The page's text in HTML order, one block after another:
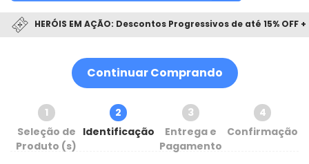
HERÓIS EM AÇÃO: Descontos Progressivos de até 15% OFF
Continuar Comprando
1
Seleção de
Produto (s)
2
Identificação
3
Entrega e
Pagamento
4
Confirmação